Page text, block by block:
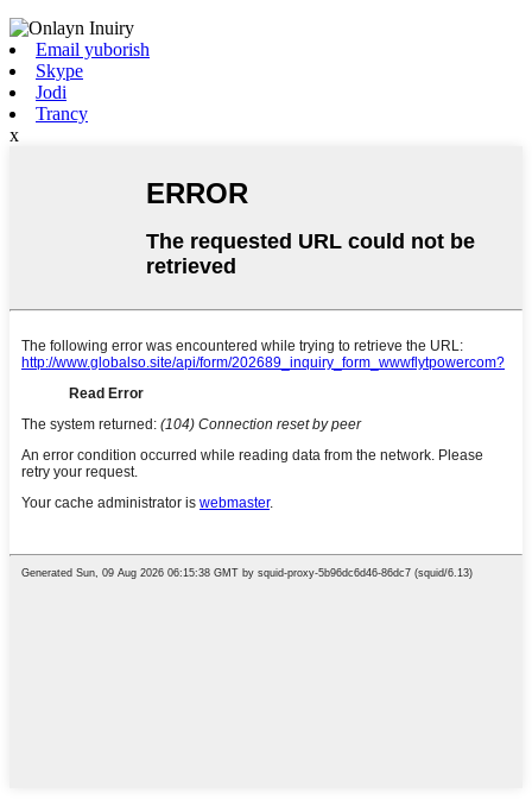
Email yuborish
Skype
Jodi
Trancy
x